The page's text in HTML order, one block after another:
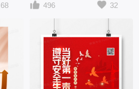
68
496
32